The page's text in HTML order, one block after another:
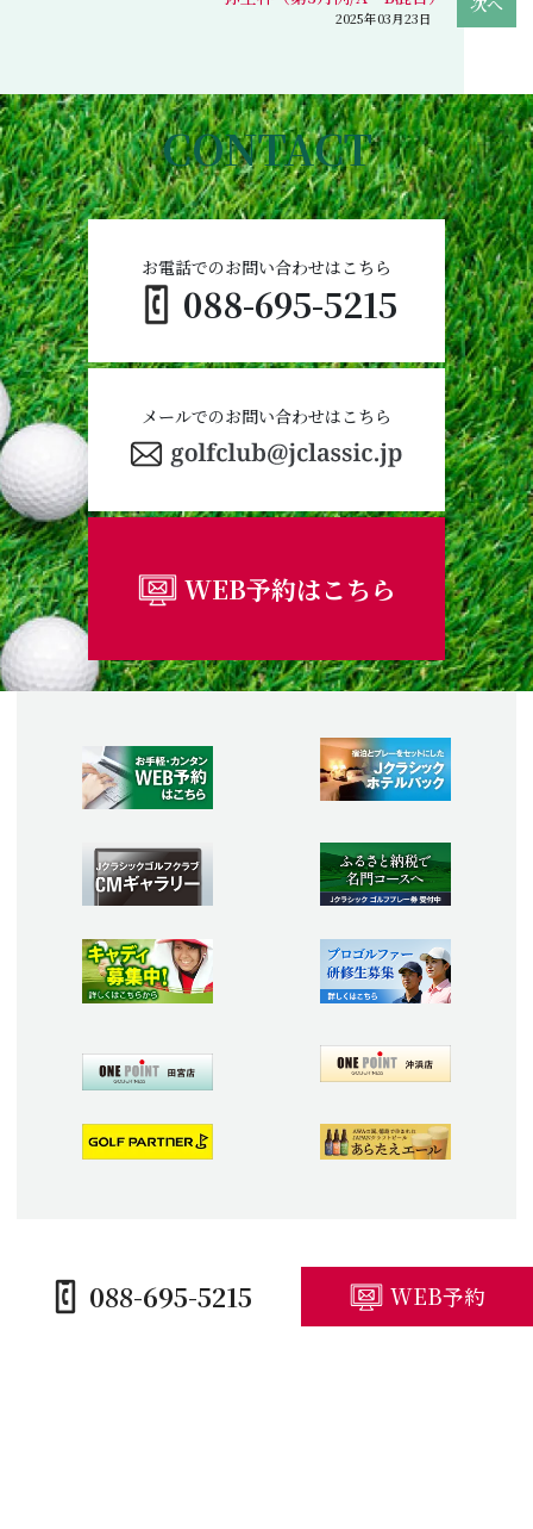
088-695-5215 WEB予約
2025年03月23日
CONTACT
088-695-5215
お電話でのお問い合わせはこちら
メールでのお問い合わせはこちら
WEB予約はこちら